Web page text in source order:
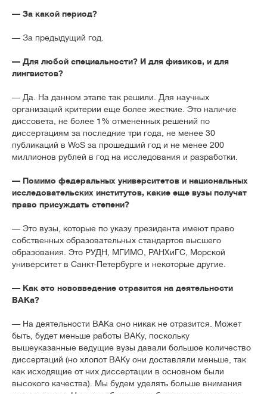
— За какой период?
— За предыдущий год.
— Для любой специальности? И для физиков, и для
лингвистов?
— Да. На данном этапе так решили. Для научных
организаций критерии еще более жесткие. Это наличие
диссовета, не более 1% отмененных решений по
диссертациям за последние три года, не менее 30
публикаций в WoS за прошедший год и не менее 200
миллионов рублей в год на исследования и разработки.
— Помимо федеральных университетов и национальных
исследовательских институтов, какие еще вузы получат
право присуждать степени?
— Это вузы, которые по указу президента имеют право
собственных образовательных стандартов высшего
образования. Это РУДН, МГИМО, РАНХиГС, Морской
университет в Санкт-Петербурге и некоторые другие.
— Как это нововведение отразится на деятельности
ВАКа?
— На деятельности ВАКа оно никак не отразится. Может
быть, будет меньше работы ВАКу, поскольку
вышеуказанные ведущие вузы давали большое количество
диссертаций (но хлопот ВАКу они доставляли меньше, так
как исходящие от них диссертации в основном были
высокого качества). Мы будем уделять больше внимания